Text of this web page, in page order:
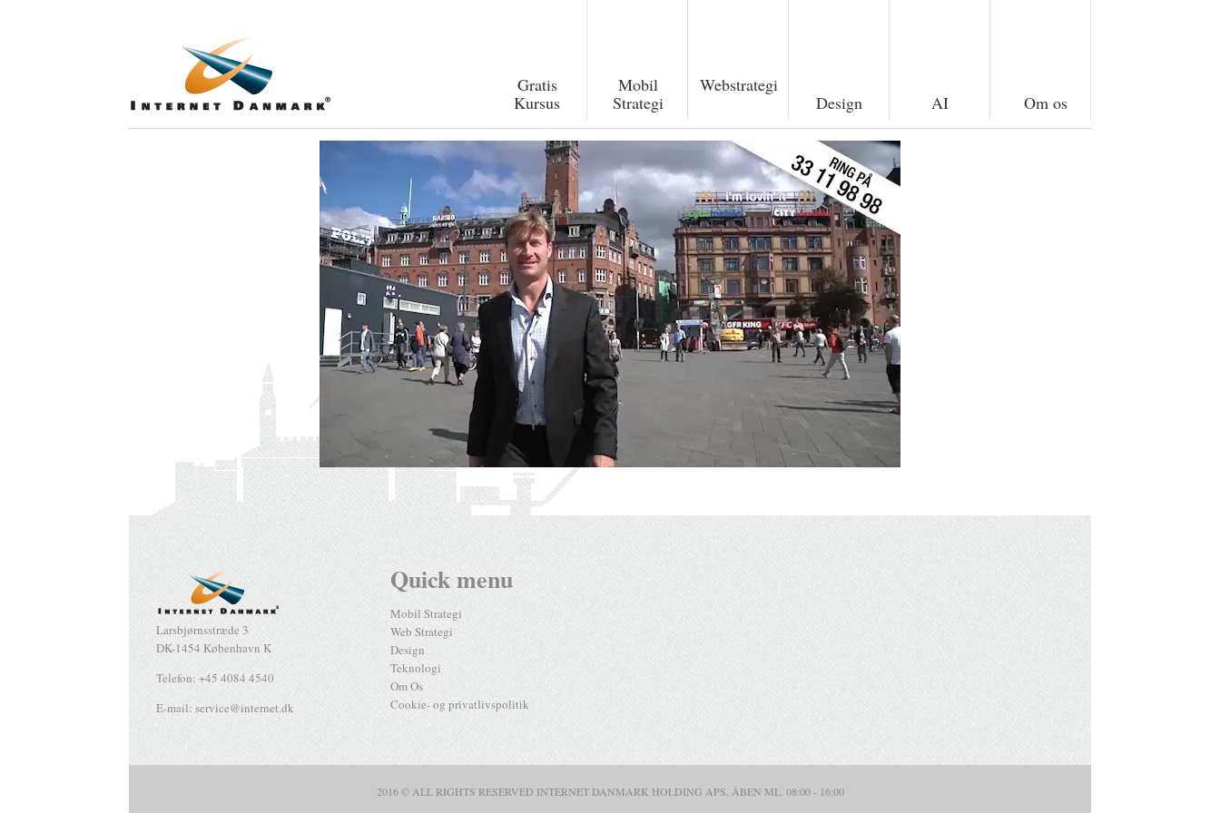
Gratis
Kursus
Mobil
Strategi
Webstrategi
Design
AI Om os
Larsbjørnsstræde 3
DK-1454 København K
Telefon: +45 4084 4540
E-mail: service@internet.dk
Quick menu
Mobil Strategi
Web Strategi
Design
Teknologi
Om Os
Cookie- og privatlivspolitik
2016 © ALL RIGHTS RESERVED INTERNET DANMARK HOLDING APS, ÅBEN ML. 08:00 - 16:00